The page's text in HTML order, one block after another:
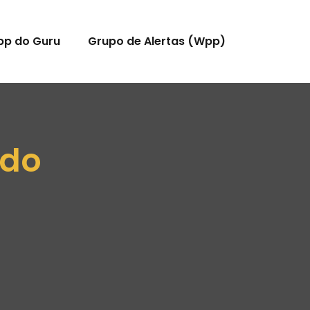
do Guru Grupo de Alertas (Wpp)